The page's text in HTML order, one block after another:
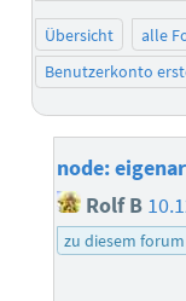
Übersicht alle
Benutzerkonto
node:
Rolf B
zu diesem forum